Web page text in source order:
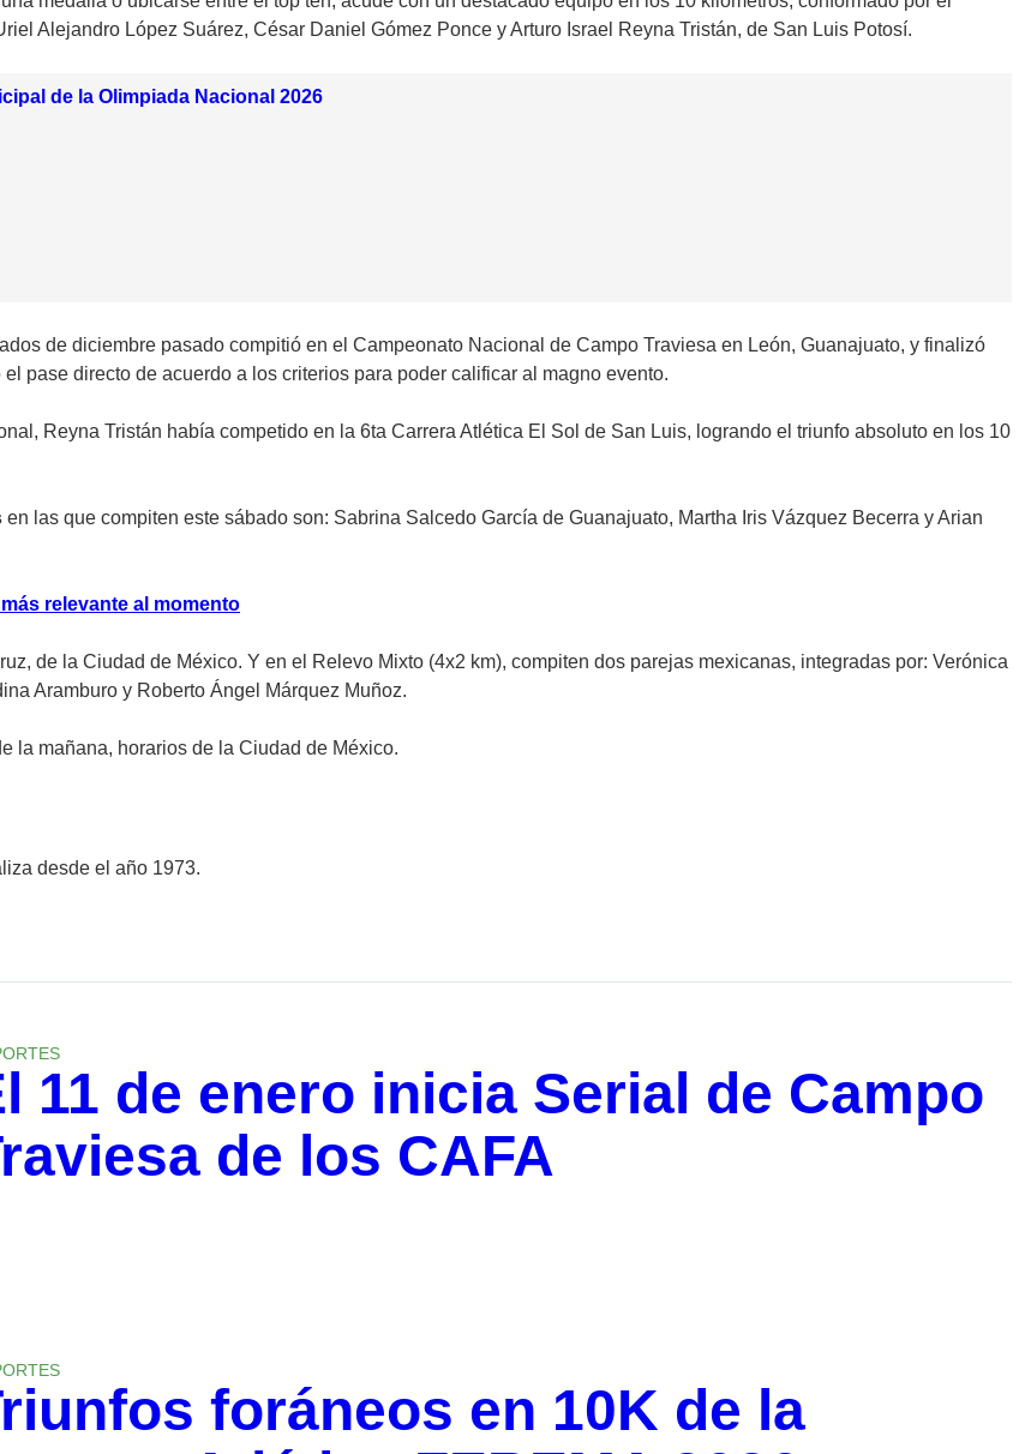
Alejandro López Suárez, César Daniel Gómez Ponce y Arturo Israel Reyna Tristán, de San Luis Potosí.
de la Olimpiada Nacional 2026
de diciembre pasado compitió en el Campeonato Nacional de Campo Traviesa en León, Guanajuato, y finalizó
pase directo de acuerdo a los criterios para poder calificar al magno evento.
Reyna Tristán había competido en la 6ta Carrera Atlética El Sol de San Luis, logrando el triunfo absoluto en los 10
en las que compiten este sábado son: Sabrina Salcedo García de Guanajuato, Martha Iris Vázquez Becerra y Arian
relevante al momento
de la Ciudad de México. Y en el Relevo Mixto (4x2 km), compiten dos parejas mexicanas, integradas por: Verónica
Aramburo y Roberto Ángel Márquez Muñoz.
la mañana, horarios de la Ciudad de México.
desde el año 1973.
11 de enero inicia Serial de Campo
de los CAFA
foráneos en 10K de la